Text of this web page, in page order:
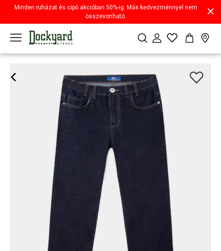
Minden ruházat és cipő akcióban 50%-ig. Más kedvezménnyel nem
összevonható.